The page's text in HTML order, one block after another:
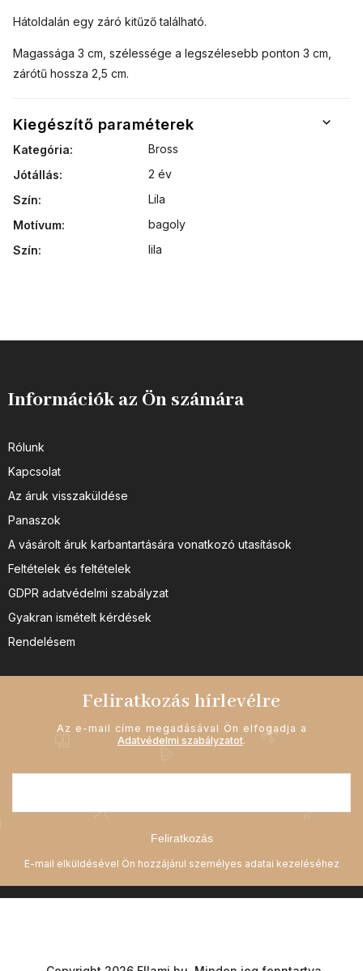
Hátoldalán egy záró kitűző található.
Magassága 3 cm, szélessége a legszélesebb ponton 3 cm,
zárótű hossza 2,5 cm.
Kiegészítő paraméterek
Kategória:
Bross
Jótállás:
2 év
Szín:
Lila
Motívum:
bagoly
Szín: lila
Információk az Ön számára
Rólunk
Kapcsolat
Az áruk visszaküldése
Panaszok
A vásárolt áruk karbantartására vonatkozó utasítások
Feltételek és feltételek
GDPR adatvédelmi szabályzat
Gyakran ismételt kérdések
Rendelésem
Feliratkozás hírlevélre
Az e-mail címe megadásával Ön elfogadja a
Adatvédelmi szabályzatot.
Feliratkozás